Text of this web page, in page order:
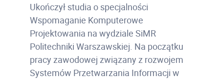
Ukończył studia o specjalności
Wspomaganie Komputerowe
Projektowania na wydziale SiMR
Politechniki Warszawskiej. Na początku
pracy zawodowej związany z rozwojem
Systemów Przetwarzania Informacji w